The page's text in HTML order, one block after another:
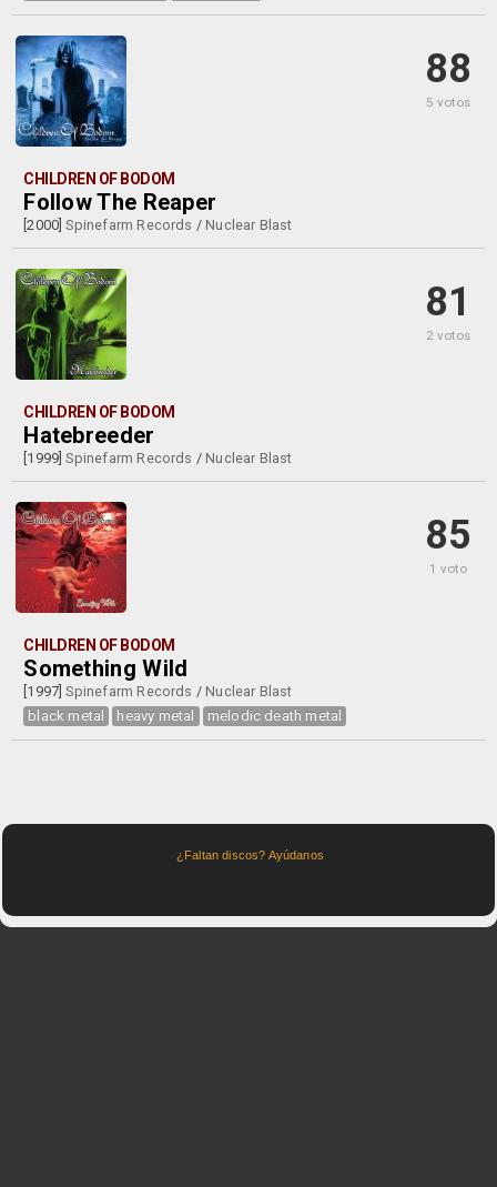
88
5 votos
CHILDREN OF BODOM
Follow The Reaper
[2000]Spinefarm Records / Nuclear Blast
81
2 votos
CHILDREN OF BODOM
Hatebreeder
[1999]Spinefarm Records / Nuclear Blast
85
1 voto
CHILDREN OF BODOM
Something Wild
[1997]Spinefarm Records / Nuclear Blast
black metal
heavy metal melodic death metal
¿Faltan discos? Ayúdanos